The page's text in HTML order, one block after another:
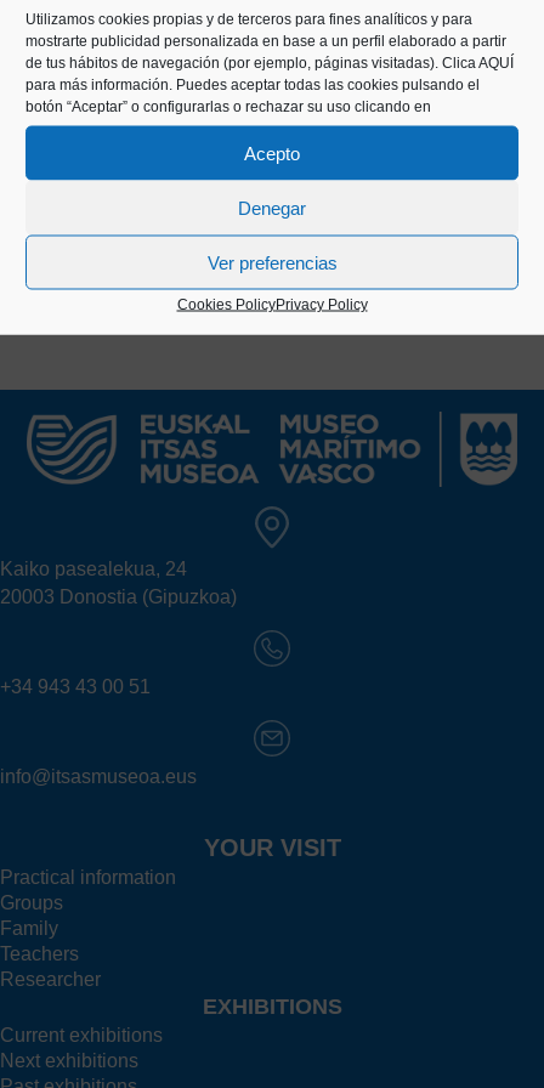
Utilizamos cookies propias y de terceros para fines analíticos y para
mostrarte publicidad personalizada en base a un perfil elaborado a partir
de tus hábitos de navegación (por ejemplo, páginas visitadas). Clica AQUÍ
para más información. Puedes aceptar todas las cookies pulsando el
botón “Aceptar” o configurarlas o rechazar su uso clicando en
Acepto
Denegar
Ver preferencias
Cookies PolicyPrivacy Policy
such as Kiriko, Aita Manuel, Matxet, and Manuel
Olaizola.
The publication was edited for nearly 40 years,
except for the period between 1935 and 1942, and
had a brief third edition in 1992.
Kaiko pasealekua, 24
20003 Donostia (Gipuzkoa)
+34 943 43 00 51
info@itsasmuseoa.eus
YOUR VISIT
Practical information
Groups
Family
Teachers
Researcher
EXHIBITIONS
Current exhibitions
Next exhibitions